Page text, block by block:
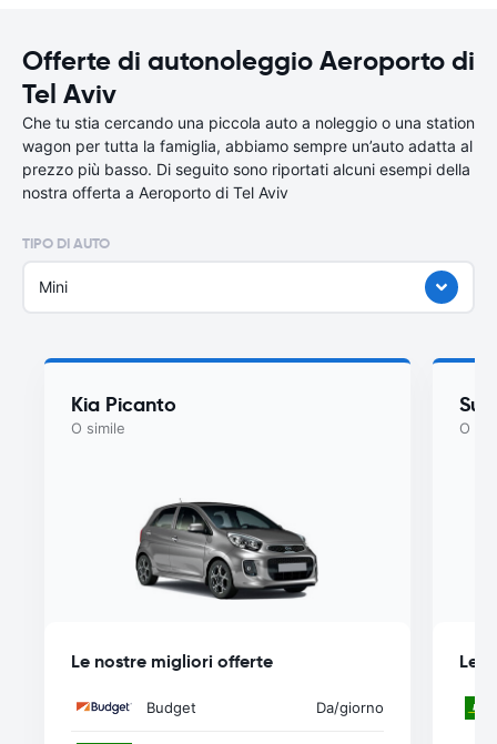
Offerte di autonoleggio Aeroporto di
Tel Aviv
Che tu stia cercando una piccola auto a noleggio o una station
wagon per tutta la famiglia, abbiamo sempre un’auto adatta al
prezzo più basso. Di seguito sono riportati alcuni esempi della
nostra offerta a Aeroporto di Tel Aviv
TIPO DI AUTO
Mini
Kia Picanto
O simile
Le nostre migliori offerte
Budget Da/giorno
O
Le